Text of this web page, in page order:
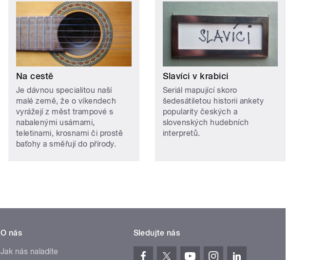
Na cestě
Je dávnou specialitou naší
malé země, že o víkendech
vyrážejí z měst trampové s
nabalenými usárnami,
teletinami, krosnami či prostě
baťohy a směřují do přírody.
Slavíci v krabici
Seriál mapující skoro
šedesátiletou historii ankety
popularity českých a
slovenských hudebních
interpretů.
O nás
Jak nás naladíte
Sledujte nás